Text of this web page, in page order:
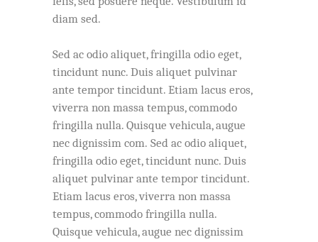
diam sed.
Sed ac odio aliquet, fringilla odio eget,
tincidunt nunc. Duis aliquet pulvinar
ante tempor tincidunt. Etiam lacus eros,
viverra non massa tempus, commodo
fringilla nulla. Quisque vehicula, augue
nec dignissim com. Sed ac odio aliquet,
fringilla odio eget, tincidunt nunc. Duis
aliquet pulvinar ante tempor tincidunt.
Etiam lacus eros, viverra non massa
tempus, commodo fringilla nulla.
Quisque vehicula, augue nec dignissim